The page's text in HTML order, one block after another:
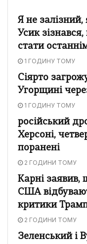
Я не залізний,
Усик
стати
1 ГОДИНУ ТОМУ
Сіярто
Угорщині
1 ГОДИНУ ТОМУ
російський
Херсоні,
поранені
2 ГОДИНИ ТОМУ
Карні заявив,
США
критики
2 ГОДИНИ ТОМУ
Зеленський і